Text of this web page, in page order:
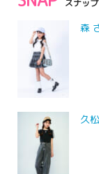
スナップ
森
久